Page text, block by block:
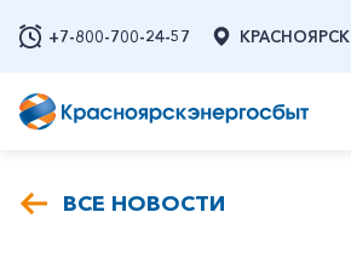
+7-800-700-24-57 КРАСНОЯРСК
ВСЕ НОВОСТИ